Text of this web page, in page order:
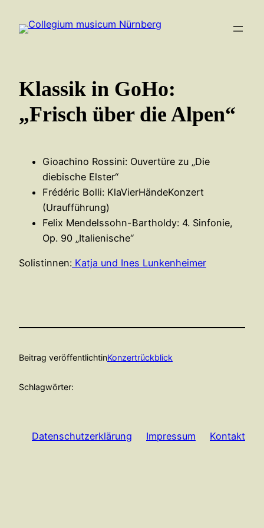
Inhalt
Klassik in GoHo:
„Frisch über die Alpen“
Gioachino Rossini: Ouvertüre zu „Die
diebische Elster“
Frédéric Bolli: KlaVierHändeKonzert
(Uraufführung)
Felix Mendelssohn-Bartholdy: 4. Sinfonie,
Op. 90 „Italienische“
Solistinnen: Katja und Ines Lunkenheimer
Beitrag veröffentlichtinKonzertrückblick
Schlagwörter:
Datenschutzerklärung Impressum Kontakt